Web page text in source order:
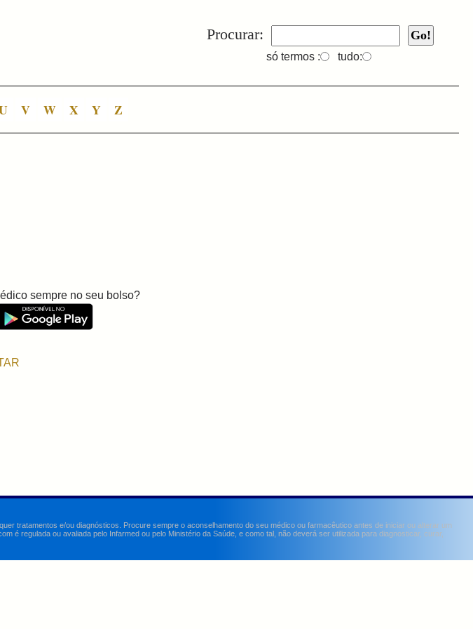
Procurar:
só termos : tudo:
V W X Y Z
sempre no seu bolso?
tratamentos e/ou diagnósticos. Procure sempre o aconselhamento do seu médico ou farmacêutico antes de iniciar ou alterar um
é regulada ou avaliada pelo Infarmed ou pelo Ministério da Saúde, e como tal, não deverá ser utilizada para diagnosticar, curar,